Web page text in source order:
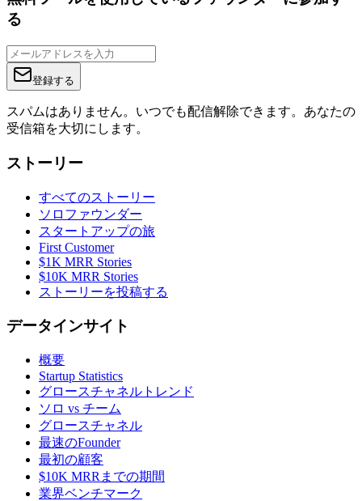
る
登録する
スパムはありません。いつでも配信解除できます。あなたの
受信箱を大切にします。
ストーリー
すべてのストーリー
ソロファウンダー
スタートアップの旅
First Customer
$1K MRR Stories
$10K MRR Stories
ストーリーを投稿する
データインサイト
概要
Startup Statistics
グロースチャネルトレンド
ソロ vs チーム
グロースチャネル
最速のFounder
最初の顧客
$10K MRRまでの期間
業界ベンチマーク